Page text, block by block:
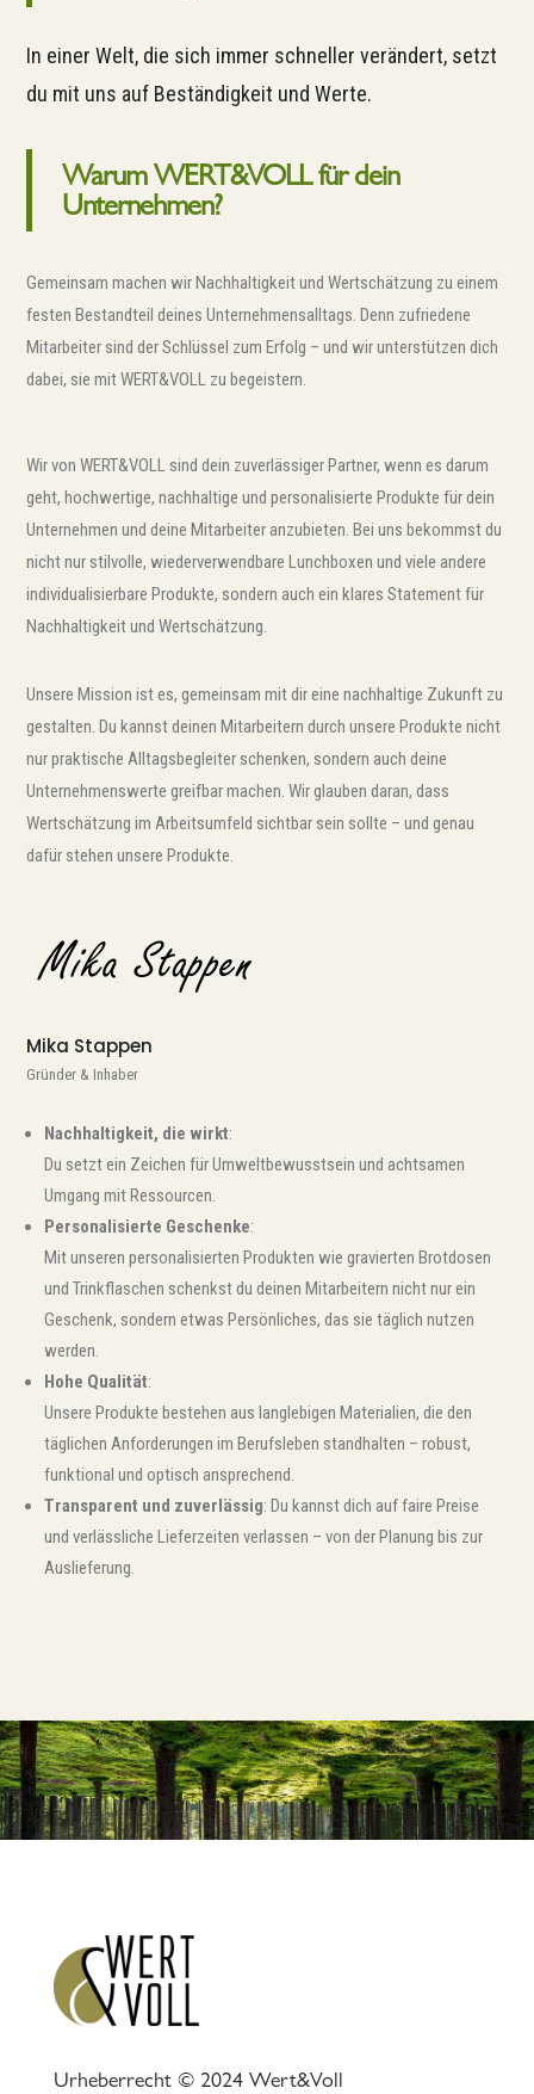
In einer Welt, die sich immer schneller verändert, setzt
du mit uns auf Beständigkeit und Werte.
Warum WERT&VOLL für dein
Unternehmen?
Gemeinsam machen wir Nachhaltigkeit und Wertschätzung zu einem
festen Bestandteil deines Unternehmensalltags. Denn zufriedene
Mitarbeiter sind der Schlüssel zum Erfolg – und wir unterstützen dich
dabei, sie mit WERT&VOLL zu begeistern.
Wir von WERT&VOLL sind dein zuverlässiger Partner, wenn es darum
geht, hochwertige, nachhaltige und personalisierte Produkte für dein
Unternehmen und deine Mitarbeiter anzubieten. Bei uns bekommst du
nicht nur stilvolle, wiederverwendbare Lunchboxen und viele andere
individualisierbare Produkte, sondern auch ein klares Statement für
Nachhaltigkeit und Wertschätzung.
Unsere Mission ist es, gemeinsam mit dir eine nachhaltige Zukunft zu
gestalten. Du kannst deinen Mitarbeitern durch unsere Produkte nicht
nur praktische Alltagsbegleiter schenken, sondern auch deine
Unternehmenswerte greifbar machen. Wir glauben daran, dass
Wertschätzung im Arbeitsumfeld sichtbar sein sollte – und genau
dafür stehen unsere Produkte.
Mika Stappen
Gründer & Inhaber
Nachhaltigkeit, die wirkt:
Du setzt ein Zeichen für Umweltbewusstsein und achtsamen
Umgang mit Ressourcen.
Personalisierte Geschenke:
Mit unseren personalisierten Produkten wie gravierten Brotdosen
und Trinkflaschen schenkst du deinen Mitarbeitern nicht nur ein
Geschenk, sondern etwas Persönliches, das sie täglich nutzen
werden.
Hohe Qualität:
Unsere Produkte bestehen aus langlebigen Materialien, die den
täglichen Anforderungen im Berufsleben standhalten – robust,
funktional und optisch ansprechend.
Transparent und zuverlässig: Du kannst dich auf faire Preise
und verlässliche Lieferzeiten verlassen – von der Planung bis zur
Auslieferung.
Urheberrecht © 2024 Wert&Voll